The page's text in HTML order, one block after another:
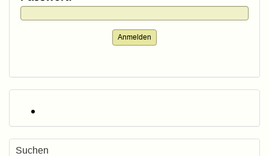
Anmelden
Suchen